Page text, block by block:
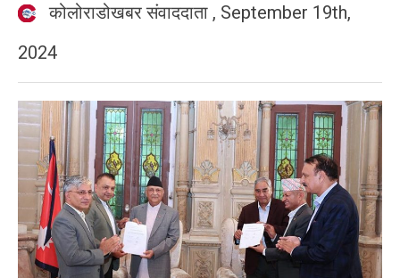
कोलोराडोखबर संवाददाता , September 19th,
2024